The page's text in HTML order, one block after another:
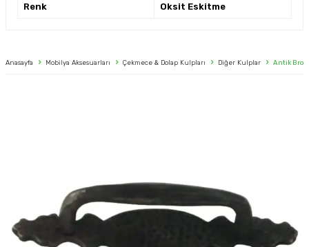
Renk Oksit Eskitme
Anasayfa Mobilya Aksesuarları Çekmece & Dolap Kulpları Diğer Kulplar Antik